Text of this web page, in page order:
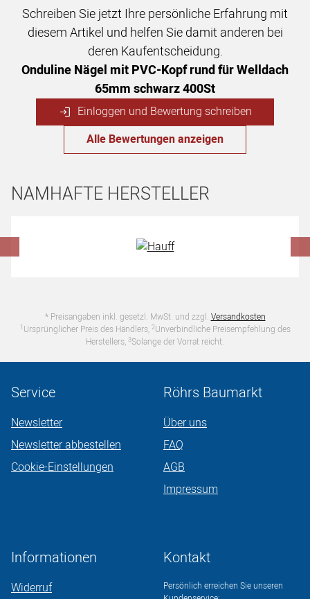
Schreiben Sie jetzt Ihre persönliche Erfahrung mit
diesem Artikel und helfen Sie damit anderen bei
deren Kaufentscheidung.
Onduline Nägel mit PVC-Kopf rund für Welldach
65mm schwarz 400St
Einloggen und Bewertung schreiben
Alle Bewertungen anzeigen
NAMHAFTE HERSTELLER
* Preisangaben inkl. gesetzl. MwSt. und zzgl. Versandkosten
1 Ursprünglicher Preis des Händlers, 2Unverbindliche Preisempfehlung des
Herstellers, 3Solange der Vorrat reicht.
Service
Newsletter
Newsletter abbestellen
Cookie-Einstellungen
Röhrs Baumarkt
Über uns
FAQ
AGB
Impressum
Informationen
Widerruf
Kontakt
Persönlich erreichen Sie unseren